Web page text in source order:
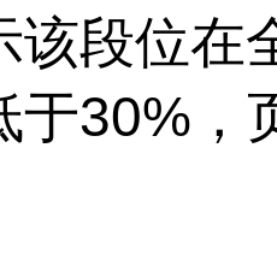
该段位在
于30%，